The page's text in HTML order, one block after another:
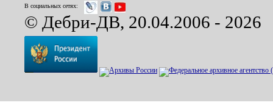
В социальных сетях:
© Дебри-ДВ, 20.04.2006 - 2026